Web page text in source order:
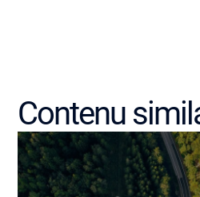
Contenu